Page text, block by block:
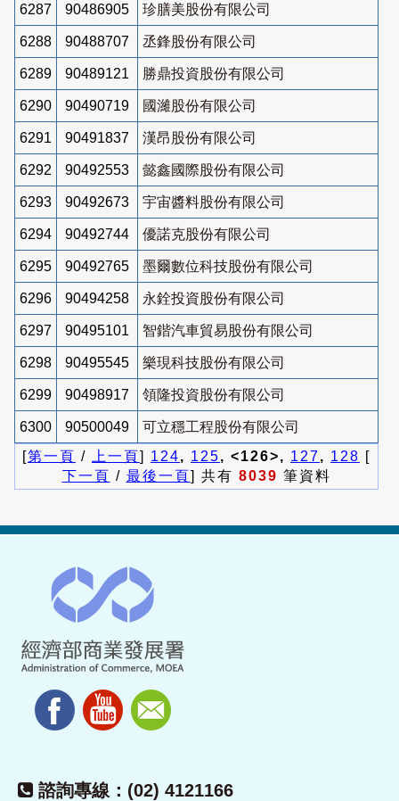
6287 90486905 珍膳美股份有限公司
6288 90488707 丞鋒股份有限公司
6289 90489121 勝鼎投資股份有限公司
6290 90490719 國濰股份有限公司
6291 90491837 漢昂股份有限公司
6292 90492553 懿鑫國際股份有限公司
6293 90492673 宇宙醬料股份有限公司
6294 90492744 優諾克股份有限公司
6295 90492765 墨爾數位科技股份有限公司
6296 90494258 永銓投資股份有限公司
6297 90495101 智鍇汽車貿易股份有限公司
6298 90495545 樂現科技股份有限公司
6299 90498917 領隆投資股份有限公司
6300 90500049
可立穩工程股份有限公司
[第一頁 / 上一頁] 124, 125, <126>, 127, 128 [
下一頁 / 最後一頁] 共有 8039 筆資料
諮詢專線：(02) 4121166